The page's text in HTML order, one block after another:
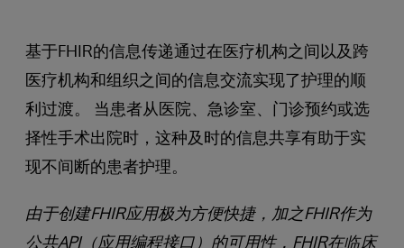
基于FHIR的信息传递通过在医疗机构之间以及跨
医疗机构和组织之间的信息交流实现了护理的顺
利过渡。 当患者从医院、急诊室、门诊预约或选
择性手术出院时，这种及时的信息共享有助于实
现不间断的患者护理。
由于创建FHIR应用极为方便快捷，加之FHIR作为
公共API（应用编程接口）的可用性，FHIR在临床